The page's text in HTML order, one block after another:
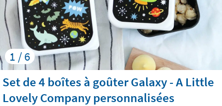
1 / 6
Set de 4 boîtes à goûter Galaxy - A Little
Lovely Company personnalisées